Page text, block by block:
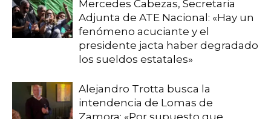
Mercedes Cabezas, Secretaria
Adjunta de ATE Nacional: «Hay un
fenómeno acuciante y el
presidente jacta haber degradado
los sueldos estatales»
Alejandro Trotta busca la
intendencia de Lomas de
Zamora: «Por supuesto que